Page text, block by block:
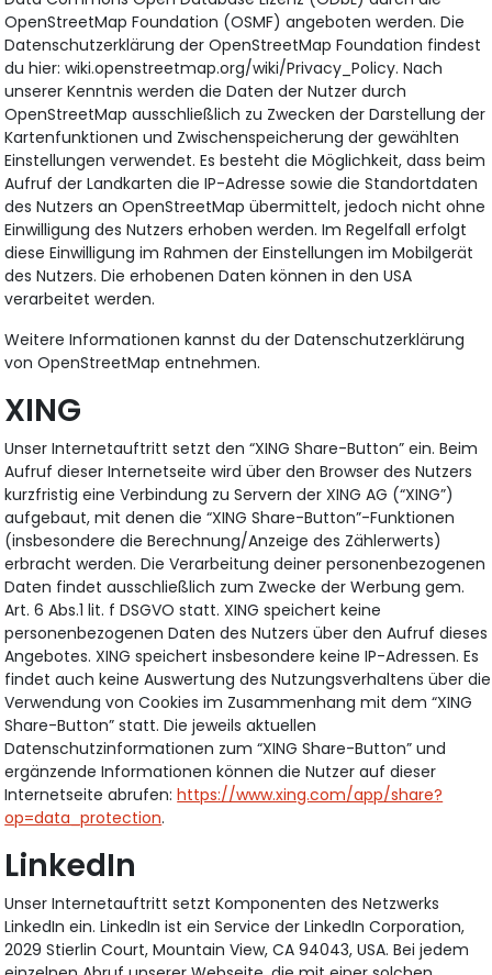
OpenStreetMap Foundation (OSMF) angeboten werden. Die
Datenschutzerklärung der OpenStreetMap Foundation findest
du hier: wiki.openstreetmap.org/wiki/Privacy_Policy. Nach
unserer Kenntnis werden die Daten der Nutzer durch
OpenStreetMap ausschließlich zu Zwecken der Darstellung der
Kartenfunktionen und Zwischenspeicherung der gewählten
Einstellungen verwendet. Es besteht die Möglichkeit, dass beim
Aufruf der Landkarten die IP-Adresse sowie die Standortdaten
des Nutzers an OpenStreetMap übermittelt, jedoch nicht ohne
Einwilligung des Nutzers erhoben werden. Im Regelfall erfolgt
diese Einwilligung im Rahmen der Einstellungen im Mobilgerät
des Nutzers. Die erhobenen Daten können in den USA
verarbeitet werden.
Weitere Informationen kannst du der Datenschutzerklärung
von OpenStreetMap entnehmen.
XING
Unser Internetauftritt setzt den “XING Share-Button” ein. Beim
Aufruf dieser Internetseite wird über den Browser des Nutzers
kurzfristig eine Verbindung zu Servern der XING AG (“XING”)
aufgebaut, mit denen die “XING Share-Button”-Funktionen
(insbesondere die Berechnung/Anzeige des Zählerwerts)
erbracht werden. Die Verarbeitung deiner personenbezogenen
Daten findet ausschließlich zum Zwecke der Werbung gem.
Art. 6 Abs.1 lit. f DSGVO statt. XING speichert keine
personenbezogenen Daten des Nutzers über den Aufruf dieses
Angebotes. XING speichert insbesondere keine IP-Adressen. Es
findet auch keine Auswertung des Nutzungsverhaltens über die
Verwendung von Cookies im Zusammenhang mit dem “XING
Share-Button” statt. Die jeweils aktuellen
Datenschutzinformationen zum “XING Share-Button” und
ergänzende Informationen können die Nutzer auf dieser
Internetseite abrufen:https://www.xing.com/app/share?
op=data_protection.
LinkedIn
Unser Internetauftritt setzt Komponenten des Netzwerks
LinkedIn ein. LinkedIn ist ein Service der LinkedIn Corporation,
2029 Stierlin Court, Mountain View, CA 94043, USA. Bei jedem